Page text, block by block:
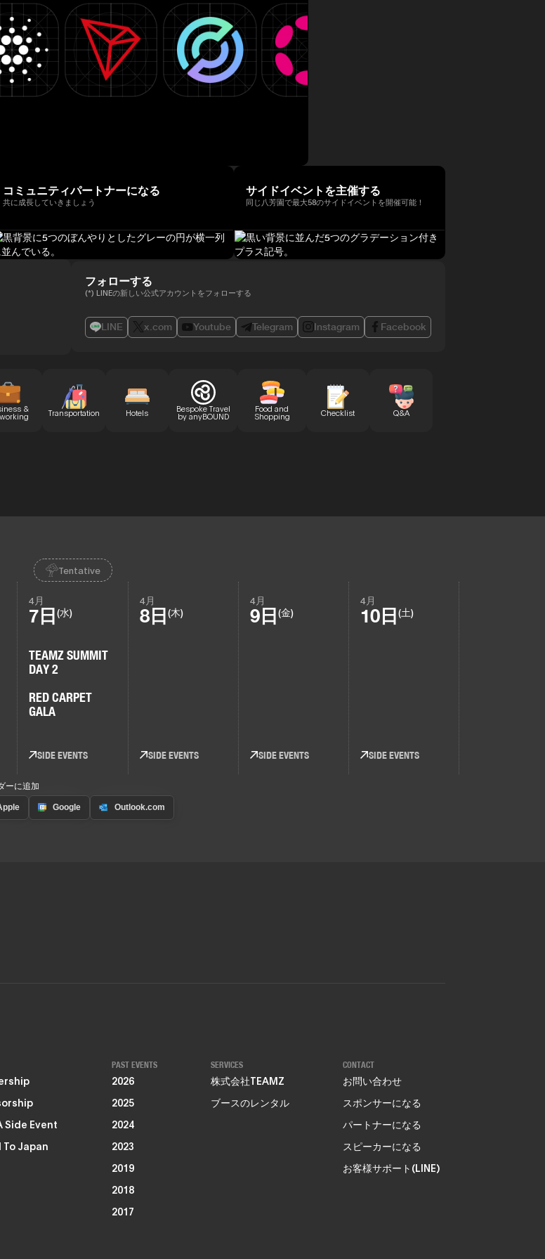
コミュニティパートナーになる
共に成長していきましょう
サイドイベントを主催する
同じ八芳園で最大58のサイドイベントを開催可能！
フォローする
(*) LINEの新しい公式アカウントをフォローする
LINE x.com Youtube Telegram Instagram Facebook
& Transportation Hotels Bespoke Travel
by anyBOUND
Food and
Shopping Checklist Q&A
Tentative
4月
7日(水)
TEAMZ SUMMIT
DAY 2
RED CARPET
GALA
SIDE EVENTS
4月
8日 (木)
SIDE EVENTS
4月
9日 (金)
SIDE EVENTS
4月
10日 (土)
SIDE EVENTS
ーに追加
Side Event
To Japan
PAST EVENTS
2026
2025
2024
2023
2019
2018
2017
SERVICES
株式会社TEAMZ
ブースのレンタル
CONTACT
お問い合わせ
スポンサーになる
パートナーになる
スピーカーになる
お客様サポート(LINE)